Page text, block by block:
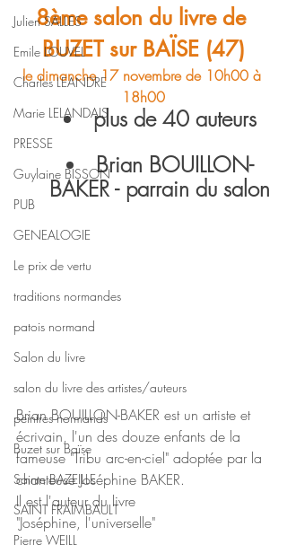
Julien SALLES
Emile LOUVEL
Charles LEANDRE
Marie LELANDAIS
PRESSE
Guylaine BISSON
PUB
GENEALOGIE
Le prix de vertu
traditions normandes
patois normand
Salon du livre
salon du livre des artistes/auteurs
peintres normands
Buzet sur Baïse
Sainte BAZEILLE
SAINT FRAIMBAULT
Pierre WEILL
8ème salon du livre de
BUZET sur BAÏSE (47)
le dimanche 17 novembre de 10h00 à
18h00
plus de 40 auteurs
Brian BOUILLON-
BAKER - parrain du salon
Brian BOUILLON-BAKER est un artiste et
écrivain, l'un des douze enfants de la
fameuse "Tribu arc-en-ciel" adoptée par la
chanteuse Joséphine BAKER.
Il est l'auteur du livre
"Joséphine, l'universelle"